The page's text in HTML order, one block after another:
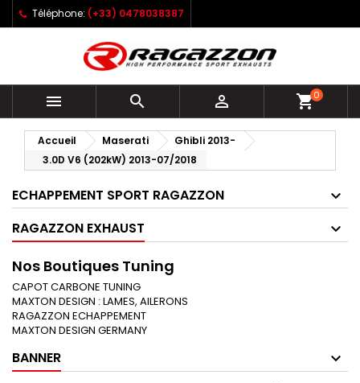
Téléphone: (+33) 0478038387
   shopping_cart0
Accueil Maserati
Ghibli 2013-
3.0D V6 (202kW) 2013-07/2018
ECHAPPEMENT SPORT RAGAZZON
RAGAZZON EXHAUST
Nos Boutiques Tuning
CAPOT CARBONE TUNING
MAXTON DESIGN : LAMES, AILERONS
RAGAZZON ECHAPPEMENT
MAXTON DESIGN GERMANY
BANNER